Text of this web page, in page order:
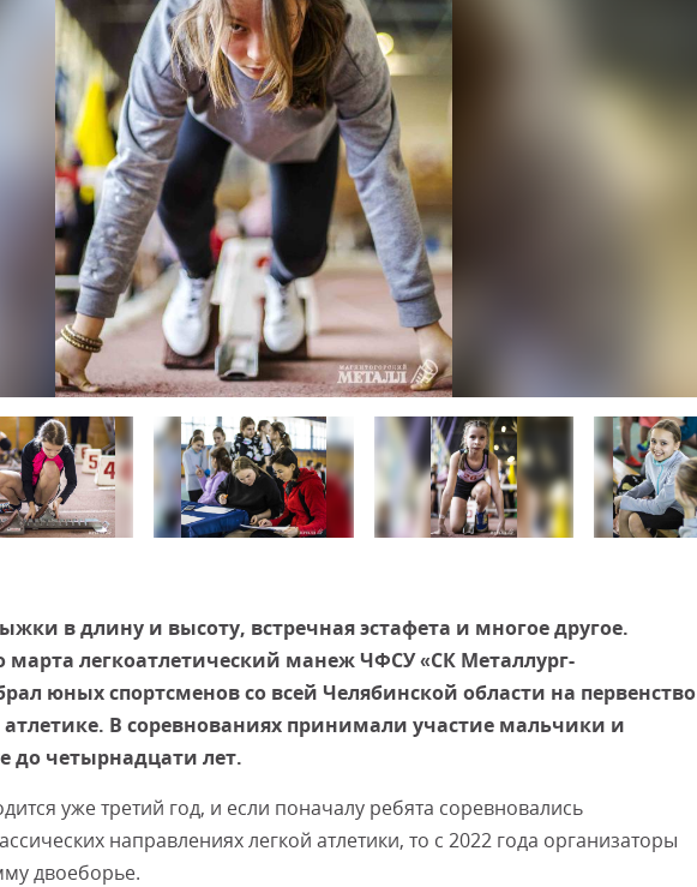
в длину и высоту, встречная эстафета и многое другое.
марта легкоатлетический манеж ЧФСУ «СК Металлург-
юных спортсменов со всей Челябинской области на первенство
атлетике. В соревнованиях принимали участие мальчики и
до четырнадцати лет.
уже третий год, и если поначалу ребята соревновались
направлениях легкой атлетики, то с 2022 года организаторы
двоеборье.